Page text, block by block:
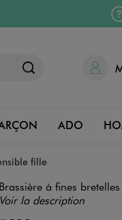
ADO
fille
Brassière à fines
Voir la description